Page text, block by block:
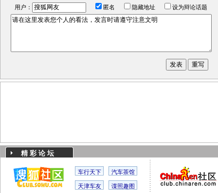
用户： 匿名 隐藏地址 设为辩论话题
精 彩 论 坛
车行天下 汽车茶馆
天津车友 谍照趣图